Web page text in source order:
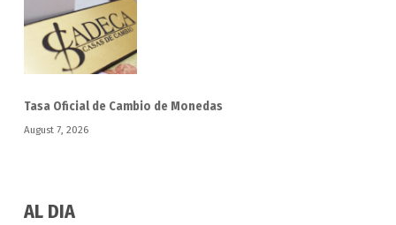
Tasa Oficial de Cambio de Monedas
August 7, 2026
AL DIA